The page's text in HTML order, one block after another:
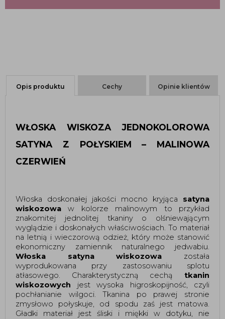
Opis produktu Cechy Opinie klientów
WŁOSKA WISKOZA JEDNOKOLOROWA
SATYNA Z POŁYSKIEM – MALINOWA
CZERWIEŃ
Włoska doskonałej jakości mocno kryjąca satyna
wiskozowa w kolorze malinowym to przykład
znakomitej jednolitej tkaniny o olśniewającym
wyglądzie i doskonałych właściwościach. To materiał
na letnią i wieczorową odzież, który może stanowić
ekonomiczny zamiennik naturalnego jedwabiu.
Włoska satyna wiskozowa została
wyprodukowana przy zastosowaniu splotu
atłasowego. Charakterystyczną cechą tkanin
wiskozowych jest wysoka higroskopijność, czyli
pochłanianie wilgoci. Tkanina po prawej stronie
zmysłowo połyskuje, od spodu zaś jest matowa.
Gładki materiał jest śliski i miękki w dotyku, nie